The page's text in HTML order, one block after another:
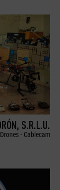
S.R.L.U.
Drones - Cablecam